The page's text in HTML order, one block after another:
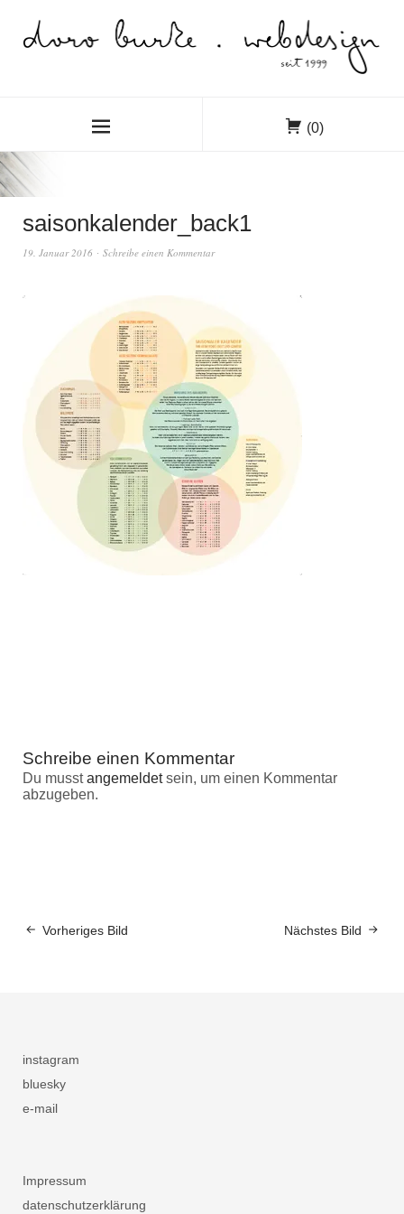
(0)
saisonkalender_back1
19. Januar 2016 Schreibe einen Kommentar
Schreibe einen Kommentar
Du musstangemeldetsein, um einen Kommentar
abzugeben.
Nächstes Bild
Vorheriges Bild
instagram
bluesky
e-mail
Impressum
datenschutzerklärung